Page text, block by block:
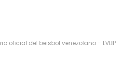
oficial del beisbol venezolano – LVBP